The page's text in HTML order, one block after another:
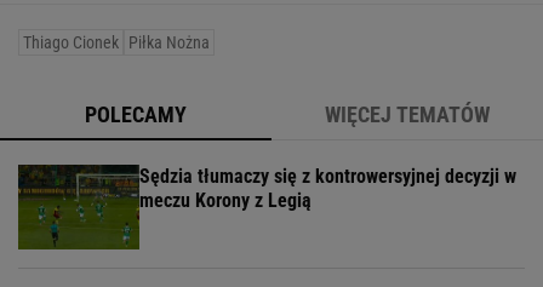
Thiago Cionek Piłka Nożna
POLECAMY WIĘCEJ TEMATÓW
Sędzia tłumaczy się z kontrowersyjnej decyzji w
meczu Korony z Legią